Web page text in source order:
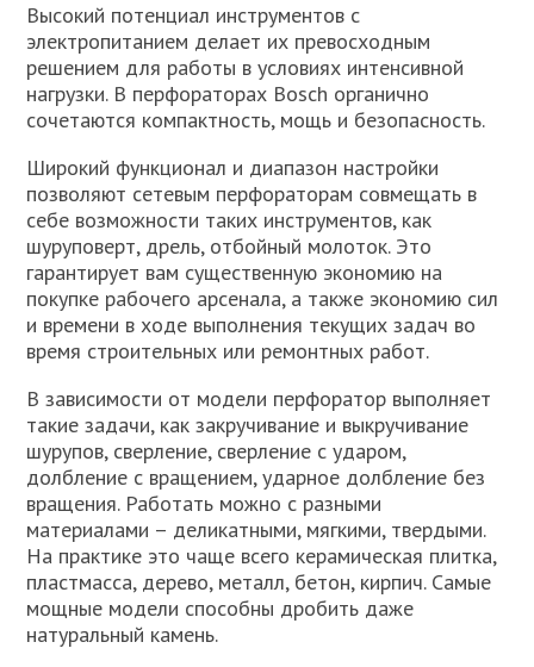
Высокий потенциал инструментов с
электропитанием делает их превосходным
решением для работы в условиях интенсивной
нагрузки. В перфораторах Bosch органично
сочетаются компактность, мощь и безопасность.
Широкий функционал и диапазон настройки
позволяют сетевым перфораторам совмещать в
себе возможности таких инструментов, как
шуруповерт, дрель, отбойный молоток. Это
гарантирует вам существенную экономию на
покупке рабочего арсенала, а также экономию сил
и времени в ходе выполнения текущих задач во
время строительных или ремонтных работ.
В зависимости от модели перфоратор выполняет
такие задачи, как закручивание и выкручивание
шурупов, сверление, сверление с ударом,
долбление с вращением, ударное долбление без
вращения. Работать можно с разными
материалами – деликатными, мягкими, твердыми.
На практике это чаще всего керамическая плитка,
пластмасса, дерево, металл, бетон, кирпич. Самые
мощные модели способны дробить даже
натуральный камень.